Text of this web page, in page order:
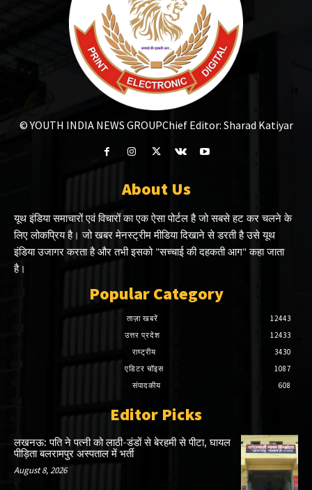
© YOUTH INDIA NEWS GROUPChief Editor: Sharad Katiyar
About Us
यूथ इंडिया समाचारों एवं विचारों का एक ऐसा पोर्टल है जो सबसे हट कर चलने के
लिए लोकप्रिय है। जो खबर मेनस्ट्रीम मीडिया दिखाने से डरती है उसे यूथ
इंडिया उजागर करता है और तभी इसको "सच्चाई की दहकती आग" कहा जाता
है।
Popular Category
ताज़ा खबरें
12443
उत्तर प्रदेश
12433
राष्ट्रीय
3430
एडिटर चॉइस
1087
संपादकीय
608
Editor Picks
लखनऊ: पति ने पत्नी को लाठी-डंडों से बेरहमी से पीटा, घायल
पीड़िता बलरामपुर अस्पताल में भर्ती
August 8, 2026